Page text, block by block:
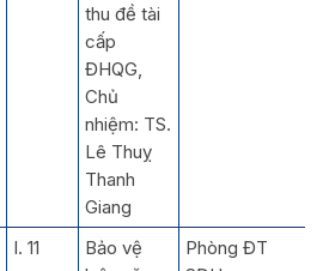
thu đề tài
cấp
ĐHQG,
Chủ
nhiệm: TS.
Lê Thuỵ
Thanh
Giang
I. 11
Bảo vệ
Phòng ĐT